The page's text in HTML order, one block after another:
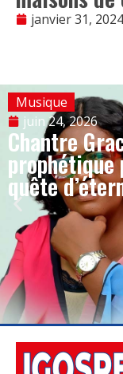
janvier 31, 2024
Musique
juin 24, 2026
Chantre
prophétique
quête